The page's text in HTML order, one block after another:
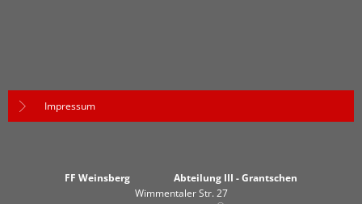
Impressum
FF Weinsberg Abteilung III - Grantschen
Wimmentaler Str. 27